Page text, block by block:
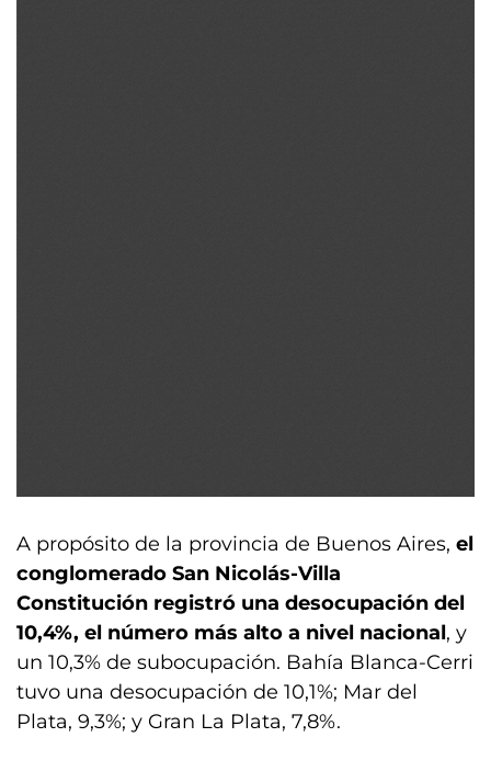
A propósito de la provincia de Buenos Aires, el
conglomerado San Nicolás-Villa
Constitución registró una desocupación del
10,4%, el número más alto a nivel nacional, y
un 10,3% de subocupación. Bahía Blanca-Cerri
tuvo una desocupación de 10,1%; Mar del
Plata, 9,3%; y Gran La Plata, 7,8%.